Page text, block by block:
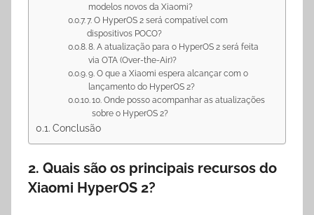
modelos novos da Xiaomi?
7. O HyperOS 2 será compatível com
dispositivos POCO?
8. A atualização para o HyperOS 2 será feita
via OTA (Over-the-Air)?
9. O que a Xiaomi espera alcançar com o
lançamento do HyperOS 2?
10. Onde posso acompanhar as atualizações
sobre o HyperOS 2?
Conclusão
2. Quais são os principais recursos do
Xiaomi HyperOS 2?